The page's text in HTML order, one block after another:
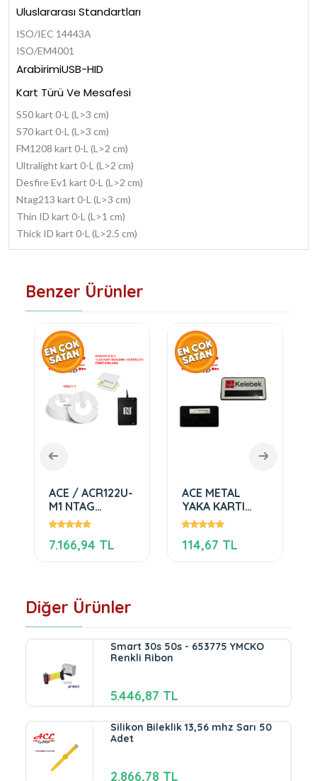
Uluslararası Standartları
ISO/IEC 14443A
ISO/EM4001
ArabirimiUSB-HID
Kart Türü Ve Mesafesi
S50 kart 0-L (L>3 cm)
S70 kart 0-L (L>3 cm)
FM1208 kart 0-L (L>2 cm)
Ultralight kart 0-L (L>2 cm)
Desfire Ev1 kart 0-L (L>2 cm)
Ntag213 kart 0-L (L>3 cm)
Thin ID kart 0-L (L>1 cm)
Thick ID kart 0-L (L>2.5 cm)
Benzer Ürünler
ACE / ACR122U-
M1 NTAG
KODLAYICI
7.166,94 TL
ACE METAL
YAKA KARTI
İĞNELİ
114,67 TL
Diğer Ürünler
Smart 30s 50s - 653775 YMCKO
Renkli Ribon
5.446,87 TL
Silikon Bileklik 13,56 mhz Sarı 50
Adet
2.866,78 TL